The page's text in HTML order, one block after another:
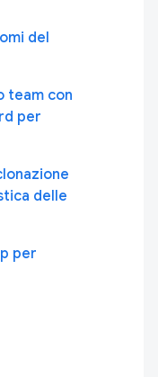
del
team con
per
delle
per